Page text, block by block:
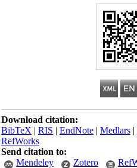
Download citation:
BibTeX|RIS|EndNote|Medlars
RefWorks
Send citation to:
Mendeley
Zotero